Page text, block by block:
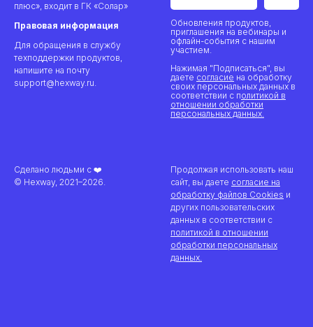
плюс», входит в ГК «Солар»
Правовая информация
Для обращения в службу
техподдержки продуктов,
напишите на почту
support@hexway.ru.
Обновления продуктов,
приглашения на вебинары и
офлайн-события с нашим
участием.
Нажимая "Подписаться", вы
даете согласие на обработку
своих персональных данных в
соответствии с политикой в
отношении обработки
персональных данных.
Сделано людьми с ❤️
© Hexway, 2021–2026.
Продолжая использовать наш
сайт, вы даете согласие на
обработку файлов Cookies и
других пользовательских
данных в соответствии с
политикой в отношении
обработки персональных
данных.